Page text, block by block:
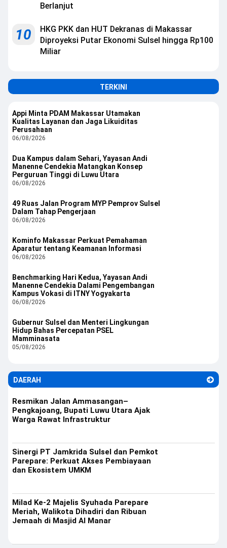
Berlanjut
10
HKG PKK dan HUT Dekranas di Makassar
Diproyeksi Putar Ekonomi Sulsel hingga Rp100
Miliar
TERKINI
Appi Minta PDAM Makassar Utamakan
Kualitas Layanan dan Jaga Likuiditas
Perusahaan
06/08/2026
Dua Kampus dalam Sehari, Yayasan Andi
Manenne Cendekia Matangkan Konsep
Perguruan Tinggi di Luwu Utara
06/08/2026
49 Ruas Jalan Program MYP Pemprov Sulsel
Dalam Tahap Pengerjaan
06/08/2026
Kominfo Makassar Perkuat Pemahaman
Aparatur tentang Keamanan Informasi
06/08/2026
Benchmarking Hari Kedua, Yayasan Andi
Manenne Cendekia Dalami Pengembangan
Kampus Vokasi di ITNY Yogyakarta
06/08/2026
Gubernur Sulsel dan Menteri Lingkungan
Hidup Bahas Percepatan PSEL
Mamminasata
05/08/2026
DAERAH
Resmikan Jalan Ammasangan–
Pengkajoang, Bupati Luwu Utara Ajak
Warga Rawat Infrastruktur
Sinergi PT Jamkrida Sulsel dan Pemkot
Parepare: Perkuat Akses Pembiayaan
dan Ekosistem UMKM
Milad Ke-2 Majelis Syuhada Parepare
Meriah, Walikota Dihadiri dan Ribuan
Jemaah di Masjid Al Manar